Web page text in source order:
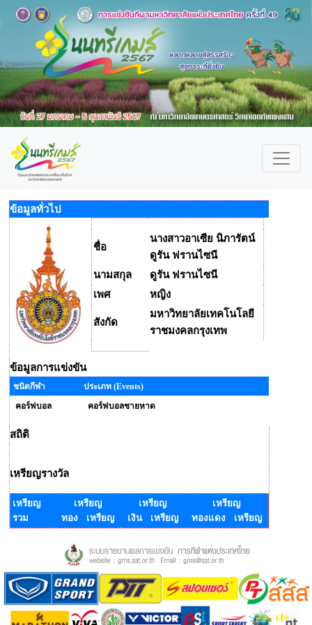
ข้อมูลทั่วไป
ชื่อ
นางสาวอาเซีย นิภารัตน์
ดูรัน ฟรานไซนี
นามสกุล
ดูรัน ฟรานไซนี
เพศ
หญิง
สังกัด
มหาวิทยาลัยเทคโนโลยี
ราชมงคลกรุงเทพ
ข้อมูลการแข่งขัน
ชนิดกีฬา
ประเภท (Events)
คอร์ฟบอล
คอร์ฟบอลชายหาด
สถิติ
เหรียญรางวัล
เหรียญ
รวม
เหรียญ
ทอง เหรียญ
เหรียญ
เงิน เหรียญ
เหรียญ
ทองแดง เหรียญ